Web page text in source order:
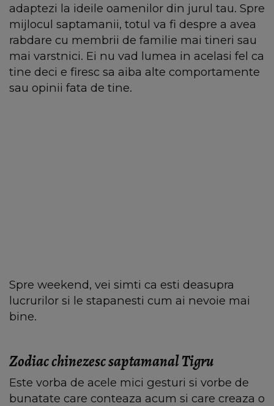
adaptezi la ideile oamenilor din jurul tau. Spre
mijlocul saptamanii, totul va fi despre a avea
rabdare cu membrii de familie mai tineri sau
mai varstnici. Ei nu vad lumea in acelasi fel ca
tine deci e firesc sa aiba alte comportamente
sau opinii fata de tine.
Spre weekend, vei simti ca esti deasupra
lucrurilor si le stapanesti cum ai nevoie mai
bine.
Zodiac chinezesc saptamanal Tigru
Este vorba de acele mici gesturi si vorbe de
bunatate care conteaza acum si care creaza o